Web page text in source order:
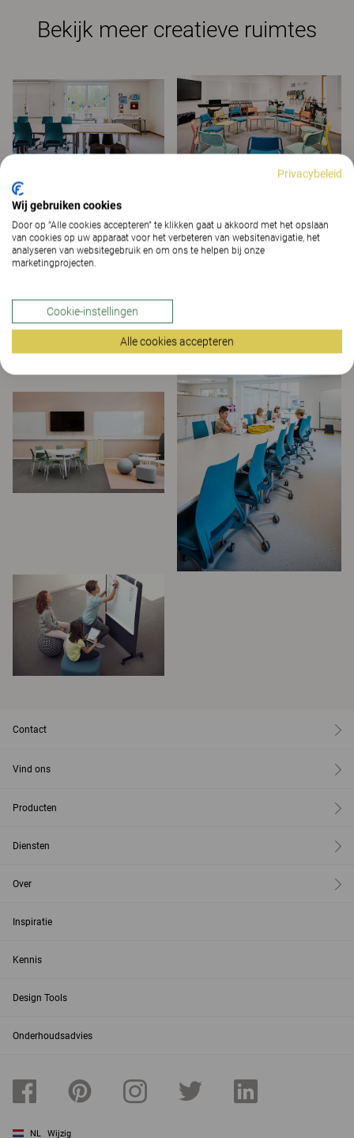
Bekijk meer creatieve ruimtes
Contact
Vind ons
Producten
Diensten
Over
Inspiratie
Kennis
Design Tools
Onderhoudsadvies
NL Wijzig
Privacybeleid
Wij gebruiken cookies
Door op “Alle cookies accepteren” te klikken gaat u akkoord met het opslaan
van cookies op uw apparaat voor het verbeteren van websitenavigatie, het
analyseren van websitegebruik en om ons te helpen bij onze
marketingprojecten.
Cookie-instellingen
Alle cookies accepteren